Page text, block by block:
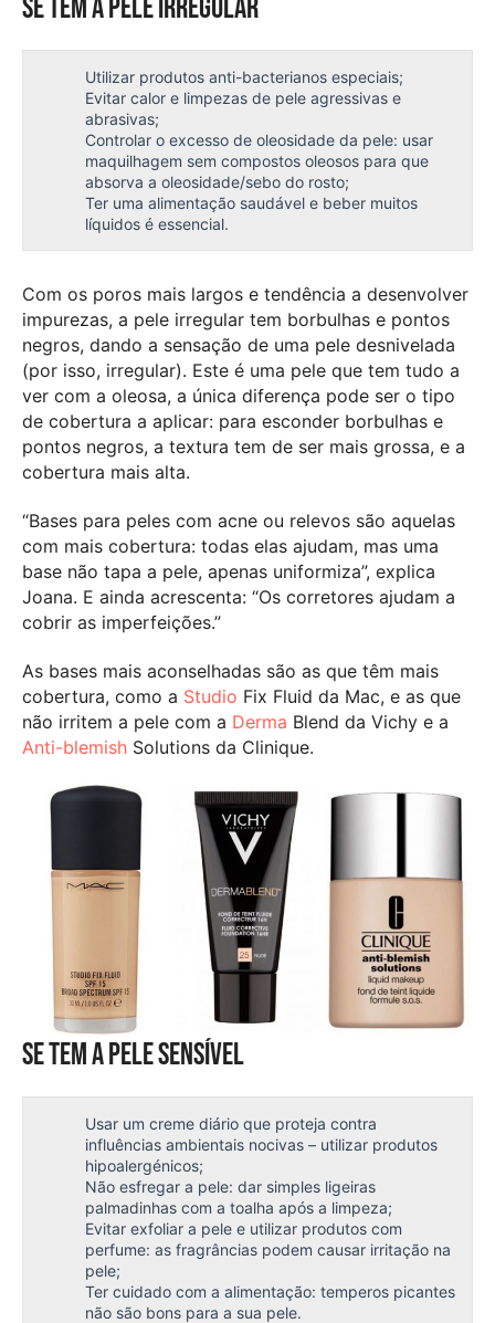
Se tem a pele irregular
Utilizar produtos anti-bacterianos especiais;
Evitar calor e limpezas de pele agressivas e
abrasivas;
Controlar o excesso de oleosidade da pele: usar
maquilhagem sem compostos oleosos para que
absorva a oleosidade/sebo do rosto;
Ter uma alimentação saudável e beber muitos
líquidos é essencial.
Com os poros mais largos e tendência a desenvolver
impurezas, a pele irregular tem borbulhas e pontos
negros, dando a sensação de uma pele desnivelada
(por isso, irregular). Este é uma pele que tem tudo a
ver com a oleosa, a única diferença pode ser o tipo
de cobertura a aplicar: para esconder borbulhas e
pontos negros, a textura tem de ser mais grossa, e a
cobertura mais alta.
“Bases para peles com acne ou relevos são aquelas
com mais cobertura: todas elas ajudam, mas uma
base não tapa a pele, apenas uniformiza”, explica
Joana. E ainda acrescenta: “Os corretores ajudam a
cobrir as imperfeições.”
As bases mais aconselhadas são as que têm mais
cobertura, como a Studio Fix Fluid da Mac, e as que
não irritem a pele com a Derma Blend da Vichy e a
Anti-blemish Solutions da Clinique.
Se tem a pele sensível
Usar um creme diário que proteja contra
influências ambientais nocivas – utilizar produtos
hipoalergénicos;
Não esfregar a pele: dar simples ligeiras
palmadinhas com a toalha após a limpeza;
Evitar exfoliar a pele e utilizar produtos com
perfume: as fragrâncias podem causar irritação na
pele;
Ter cuidado com a alimentação: temperos picantes
não são bons para a sua pele.